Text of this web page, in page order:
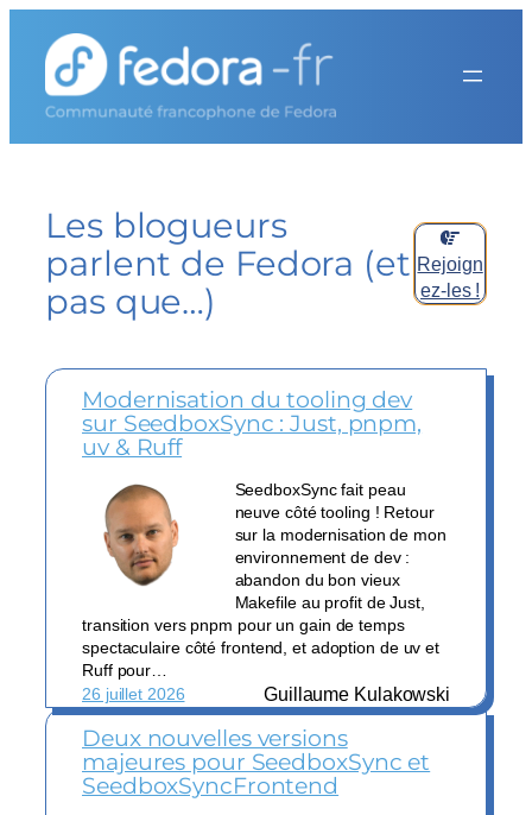
contenu
Les blogueurs
parlent de Fedora (et
pas que…)
Rejoign
ez-les !
Modernisation du tooling dev
sur SeedboxSync : Just, pnpm,
uv & Ruff
SeedboxSync fait peau
neuve côté tooling ! Retour
sur la modernisation de mon
environnement de dev :
abandon du bon vieux
Makefile au profit de Just,
transition vers pnpm pour un gain de temps
spectaculaire côté frontend, et adoption de uv et
Ruff pour…
26 juillet 2026
Guillaume Kulakowski
Deux nouvelles versions
majeures pour SeedboxSync et
SeedboxSyncFrontend